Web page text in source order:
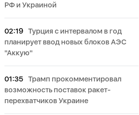
РФ и Украиной
02:19 Турция с интервалом в год
планирует ввод новых блоков АЭС
"Аккую"
01:35 Трамп прокомментировал
возможность поставок ракет-
перехватчиков Украине